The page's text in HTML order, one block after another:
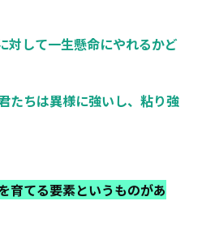
対して一生懸命にやれるかど
たちは異様に強いし、粘り強
育てる要素というものがあ